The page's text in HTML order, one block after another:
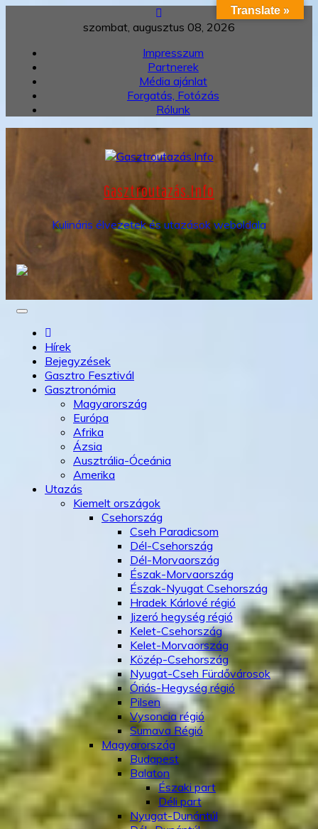
szombat, augusztus 08, 2026
Impresszum
Partnerek
Média ajánlat
Forgatás, Fotózás
Rólunk
Gasztroutazás.Info
Kulináris élvezetek és utazások weboldala
Hírek
Bejegyzések
Gasztro Fesztivál
Gasztronómia
Magyarország
Európa
Afrika
Ázsia
Ausztrália-Óceánia
Amerika
Utazás
Kiemelt országok
Csehország
Cseh Paradicsom
Dél-Csehország
Dél-Morvaország
Észak-Morvaország
Észak-Nyugat Csehország
Hradek Kárlové régió
Jizeró hegység régió
Kelet-Csehország
Kelet-Morvaország
Közép-Csehország
Nyugat-Cseh Fürdővárosok
Óriás-Hegység régió
Pilsen
Vysoncia régió
Sumava Régió
Magyarország
Budapest
Balaton
Északi part
Déli part
Nyugat-Dunántúl
Translate »